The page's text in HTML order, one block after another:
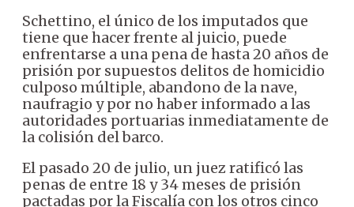
Schettino, el único de los imputados que
tiene que hacer frente al juicio, puede
enfrentarse a una pena de hasta 20 años de
prisión por supuestos delitos de homicidio
culposo múltiple, abandono de la nave,
naufragio y por no haber informado a las
autoridades portuarias inmediatamente de
la colisión del barco.
El pasado 20 de julio, un juez ratificó las
penas de entre 18 y 34 meses de prisión
pactadas por la Fiscalía con los otros cinco